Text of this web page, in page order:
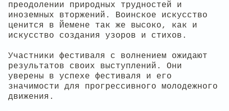
преодолении природных трудностей и
иноземных вторжений. Воинское искусство
ценится в Йемене так же высоко, как и
искусство создания узоров и стихов.
Участники фестиваля с волнением ожидают
результатов своих выступлений. Они
уверены в успехе фестиваля и его
значимости для прогрессивного молодежного
движения.